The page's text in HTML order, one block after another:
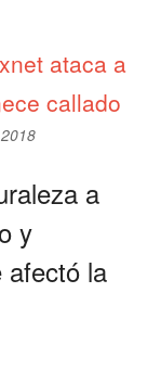
ataca a
callado
a
y
afectó la